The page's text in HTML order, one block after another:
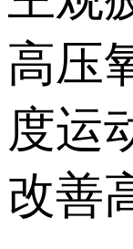
高压
度运
改善